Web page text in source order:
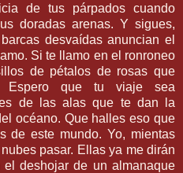
de tus párpados cuando
doradas arenas. Y sigues,
desvaídas anuncian el
Si te llamo en el ronroneo
de pétalos de rosas que
que tu viaje sea
de las alas que te dan la
océano. Que halles eso que
de este mundo. Yo, mientas
pasar. Ellas ya me dirán
deshojar de un almanaque